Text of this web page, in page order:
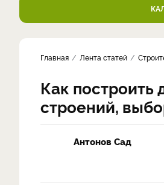
Главная Лента статей
Как построить
строений,
Антонов Сад